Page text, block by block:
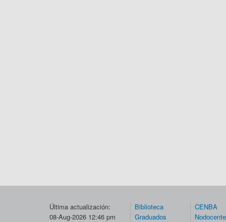
Última actualización:
08-Aug-2026 12:46 pm
Biblioteca
Graduados
CENBA